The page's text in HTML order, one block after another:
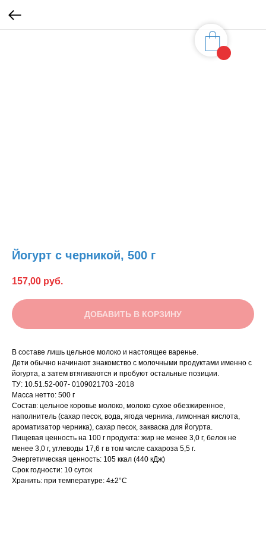
Йогурт с черникой, 500 г
157,00 руб.
ДОБАВИТЬ В КОРЗИНУ
В составе лишь цельное молоко и настоящее варенье.
Дети обычно начинают знакомство с молочными продуктами именно с
йогурта, а затем втягиваются и пробуют остальные позиции.
ТУ: 10.51.52-007- 0109021703 -2018
Масса нетто: 500 г
Состав: цельное коровье молоко, молоко сухое обезжиренное,
наполнитель (сахар песок, вода, ягода черника, лимонная кислота,
ароматизатор черника), сахар песок, закваска для йогурта.
Пищевая ценность на 100 г продукта: жир не менее 3,0 г, белок не
менее 3,0 г, углеводы 17,6 г в том числе сахароза 5,5 г.
Энергетическая ценность: 105 ккал (440 кДж)
Срок годности: 10 суток
Хранить: при температуре: 4±2°С